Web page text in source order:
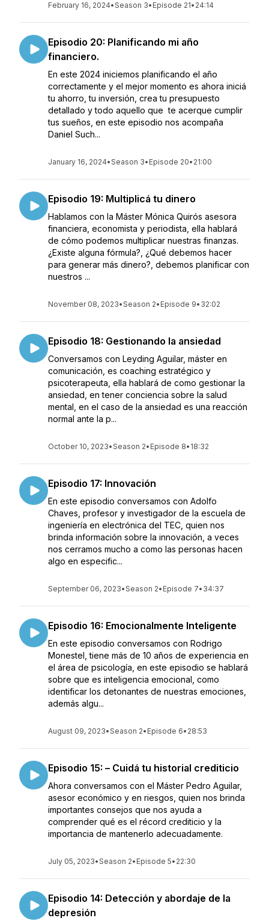
February 16, 2024•Season 3• Episode 21• 24:14
Episodio 20: Planificando mi año
financiero.
En este 2024 iniciemos planificando el año
correctamente y el mejor momento es ahora iniciá
tu ahorro, tu inversión, crea tu presupuesto
detallado y todo aquello que te acerque cumplir
tus sueños, en este episodio nos acompaña
Daniel Such...
January 16, 2024•Season 3• Episode 20• 21:00
Episodio 19: Multiplicá tu dinero
Hablamos con la Máster Mónica Quirós asesora
financiera, economista y periodista, ella hablará
de cómo podemos multiplicar nuestras finanzas.
¿Existe alguna fórmula?, ¿Qué debemos hacer
para generar más dinero?, debemos planificar con
nuestros ...
November 08, 2023•Season 2• Episode 9• 32:02
Episodio 18: Gestionando la ansiedad
Conversamos con Leyding Aguilar, máster en
comunicación, es coaching estratégico y
psicoterapeuta, ella hablará de como gestionar la
ansiedad, en tener conciencia sobre la salud
mental, en el caso de la ansiedad es una reacción
normal ante la p...
October 10, 2023•Season 2• Episode 8• 18:32
Episodio 17: Innovación
En este episodio conversamos con Adolfo
Chaves, profesor y investigador de la escuela de
ingeniería en electrónica del TEC, quien nos
brinda información sobre la innovación, a veces
nos cerramos mucho a como las personas hacen
algo en especific...
September 06, 2023•Season 2• Episode 7• 34:37
Episodio 16: Emocionalmente Inteligente
En este episodio conversamos con Rodrigo
Monestel, tiene más de 10 años de experiencia en
el área de psicología, en este episodio se hablará
sobre que es inteligencia emocional, como
identificar los detonantes de nuestras emociones,
además algu...
August 09, 2023•Season 2• Episode 6• 28:53
Episodio 15: – Cuidá tu historial crediticio
Ahora conversamos con el Máster Pedro Aguilar,
asesor económico y en riesgos, quien nos brinda
importantes consejos que nos ayuda a
comprender qué es el récord crediticio y la
importancia de mantenerlo adecuadamente.
July 05, 2023•Season 2• Episode 5• 22:30
Episodio 14: Detección y abordaje de la
depresión